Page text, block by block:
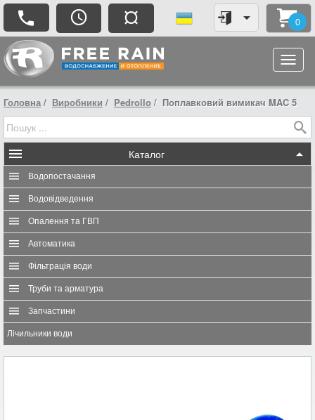
¤ 0
Головна Виробники Pedrollo Поплавковий вимикач MAC 5
Каталог
Водопостачання
Водовідведення
Опалення та ГВП
Автоматика
Фільтрація води
Труби та арматура
Запчастини
Лічильники води